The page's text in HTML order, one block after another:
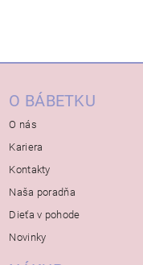
O BÁBETKU
O nás
Kariera
Kontakty
Naša poradňa
Dieťa v pohode
Novinky